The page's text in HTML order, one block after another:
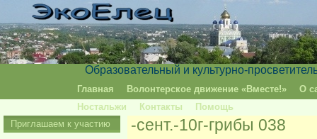
Образовательный и культурно-
Главная Волонтерское движение «Вместе!»
О
Ностальжи
Контакты Помощь
-сент.-10г-грибы 038
Приглашаем к участию